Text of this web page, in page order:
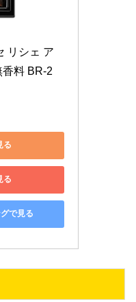
リシェ ア
料 BR-2
る
る
で見る